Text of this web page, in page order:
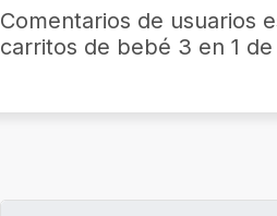
Comentarios de usuarios
carritos de bebé 3 en 1